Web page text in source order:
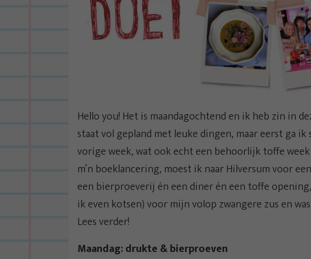
Hello you! Het is maandagochtend en ik heb zin in
staat vol gepland met leuke dingen, maar eerst ga
vorige week, wat ook echt een behoorlijk toffe
m’n boeklancering, moest ik naar Hilversum voor
een bierproeverij én een diner én een toffe
ik even kotsen) voor mijn volop zwangere zus en
Lees verder!
Maandag: drukte & bierproeven